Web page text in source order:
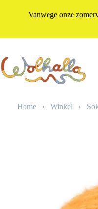
de
inhoud
Home › Winkel ›
Vanwege onze